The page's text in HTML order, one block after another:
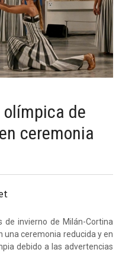
de
ceremonia
de invierno de Milán-Cortina
una ceremonia reducida y en
debido a las advertencias